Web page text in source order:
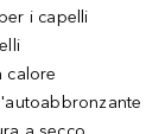
i capelli
calore